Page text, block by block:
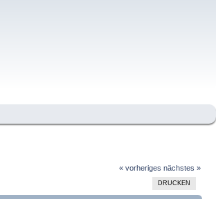
« vorheriges nächstes »
DRUCKEN